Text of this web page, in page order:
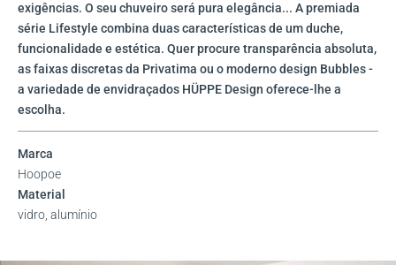
exigências. O seu chuveiro será pura elegância... A premiada
série Lifestyle combina duas características de um duche,
funcionalidade e estética. Quer procure transparência absoluta,
as faixas discretas da Privatima ou o moderno design Bubbles -
a variedade de envidraçados HÜPPE Design oferece-lhe a
escolha.
Marca
Hoopoe
Material
vidro, alumínio